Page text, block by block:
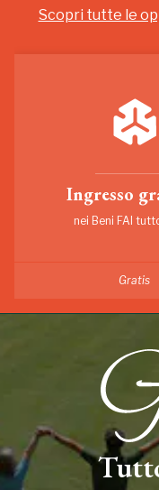
Scopri tutte le
Ingresso
nei Beni FAI
Gratis